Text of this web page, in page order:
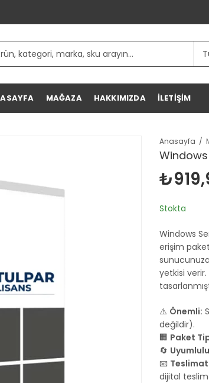
MAĞAZA HAKKIMIZDA İLETIŞIM
Anasayfa
Windows
₺
Stokta
Windows
erişim
yetkisi
⚠️ Önemli:
değildir).
🏢 Paket
🔄
📧
dijital